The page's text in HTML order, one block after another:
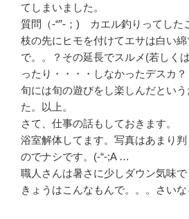
てしまいました。
質問（-“”-；) カエル釣りってした
枝の先にヒモを付けてエサは白い
で。。？その延長でスルメ(若しく
ったり・・・・しなかったデスカ？
旬には旬の遊びをし楽しんだとい
た。以上。
さて、仕事の話もしておきます。
浴室解体してます。写真はあまり
のでナシです。(-“-;A …
職人さんは暑さに少しダウン気味で
きょうはこんなもんで。。。さい